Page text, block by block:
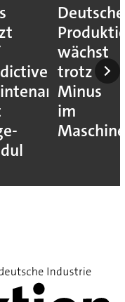
Deutsche
wächst
trotz
Minus
im